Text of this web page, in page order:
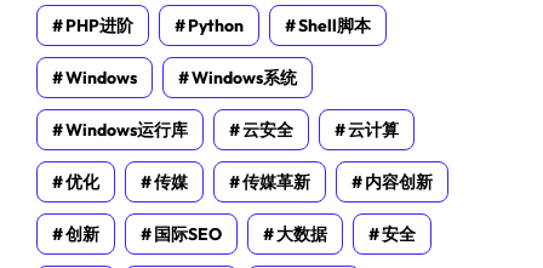
PHP进阶 Python Shell脚本
Windows Windows系统
Windows运行库 云安全 云计算
优化 传媒 传媒革新 内容创新
创新 国际SEO 大数据 安全